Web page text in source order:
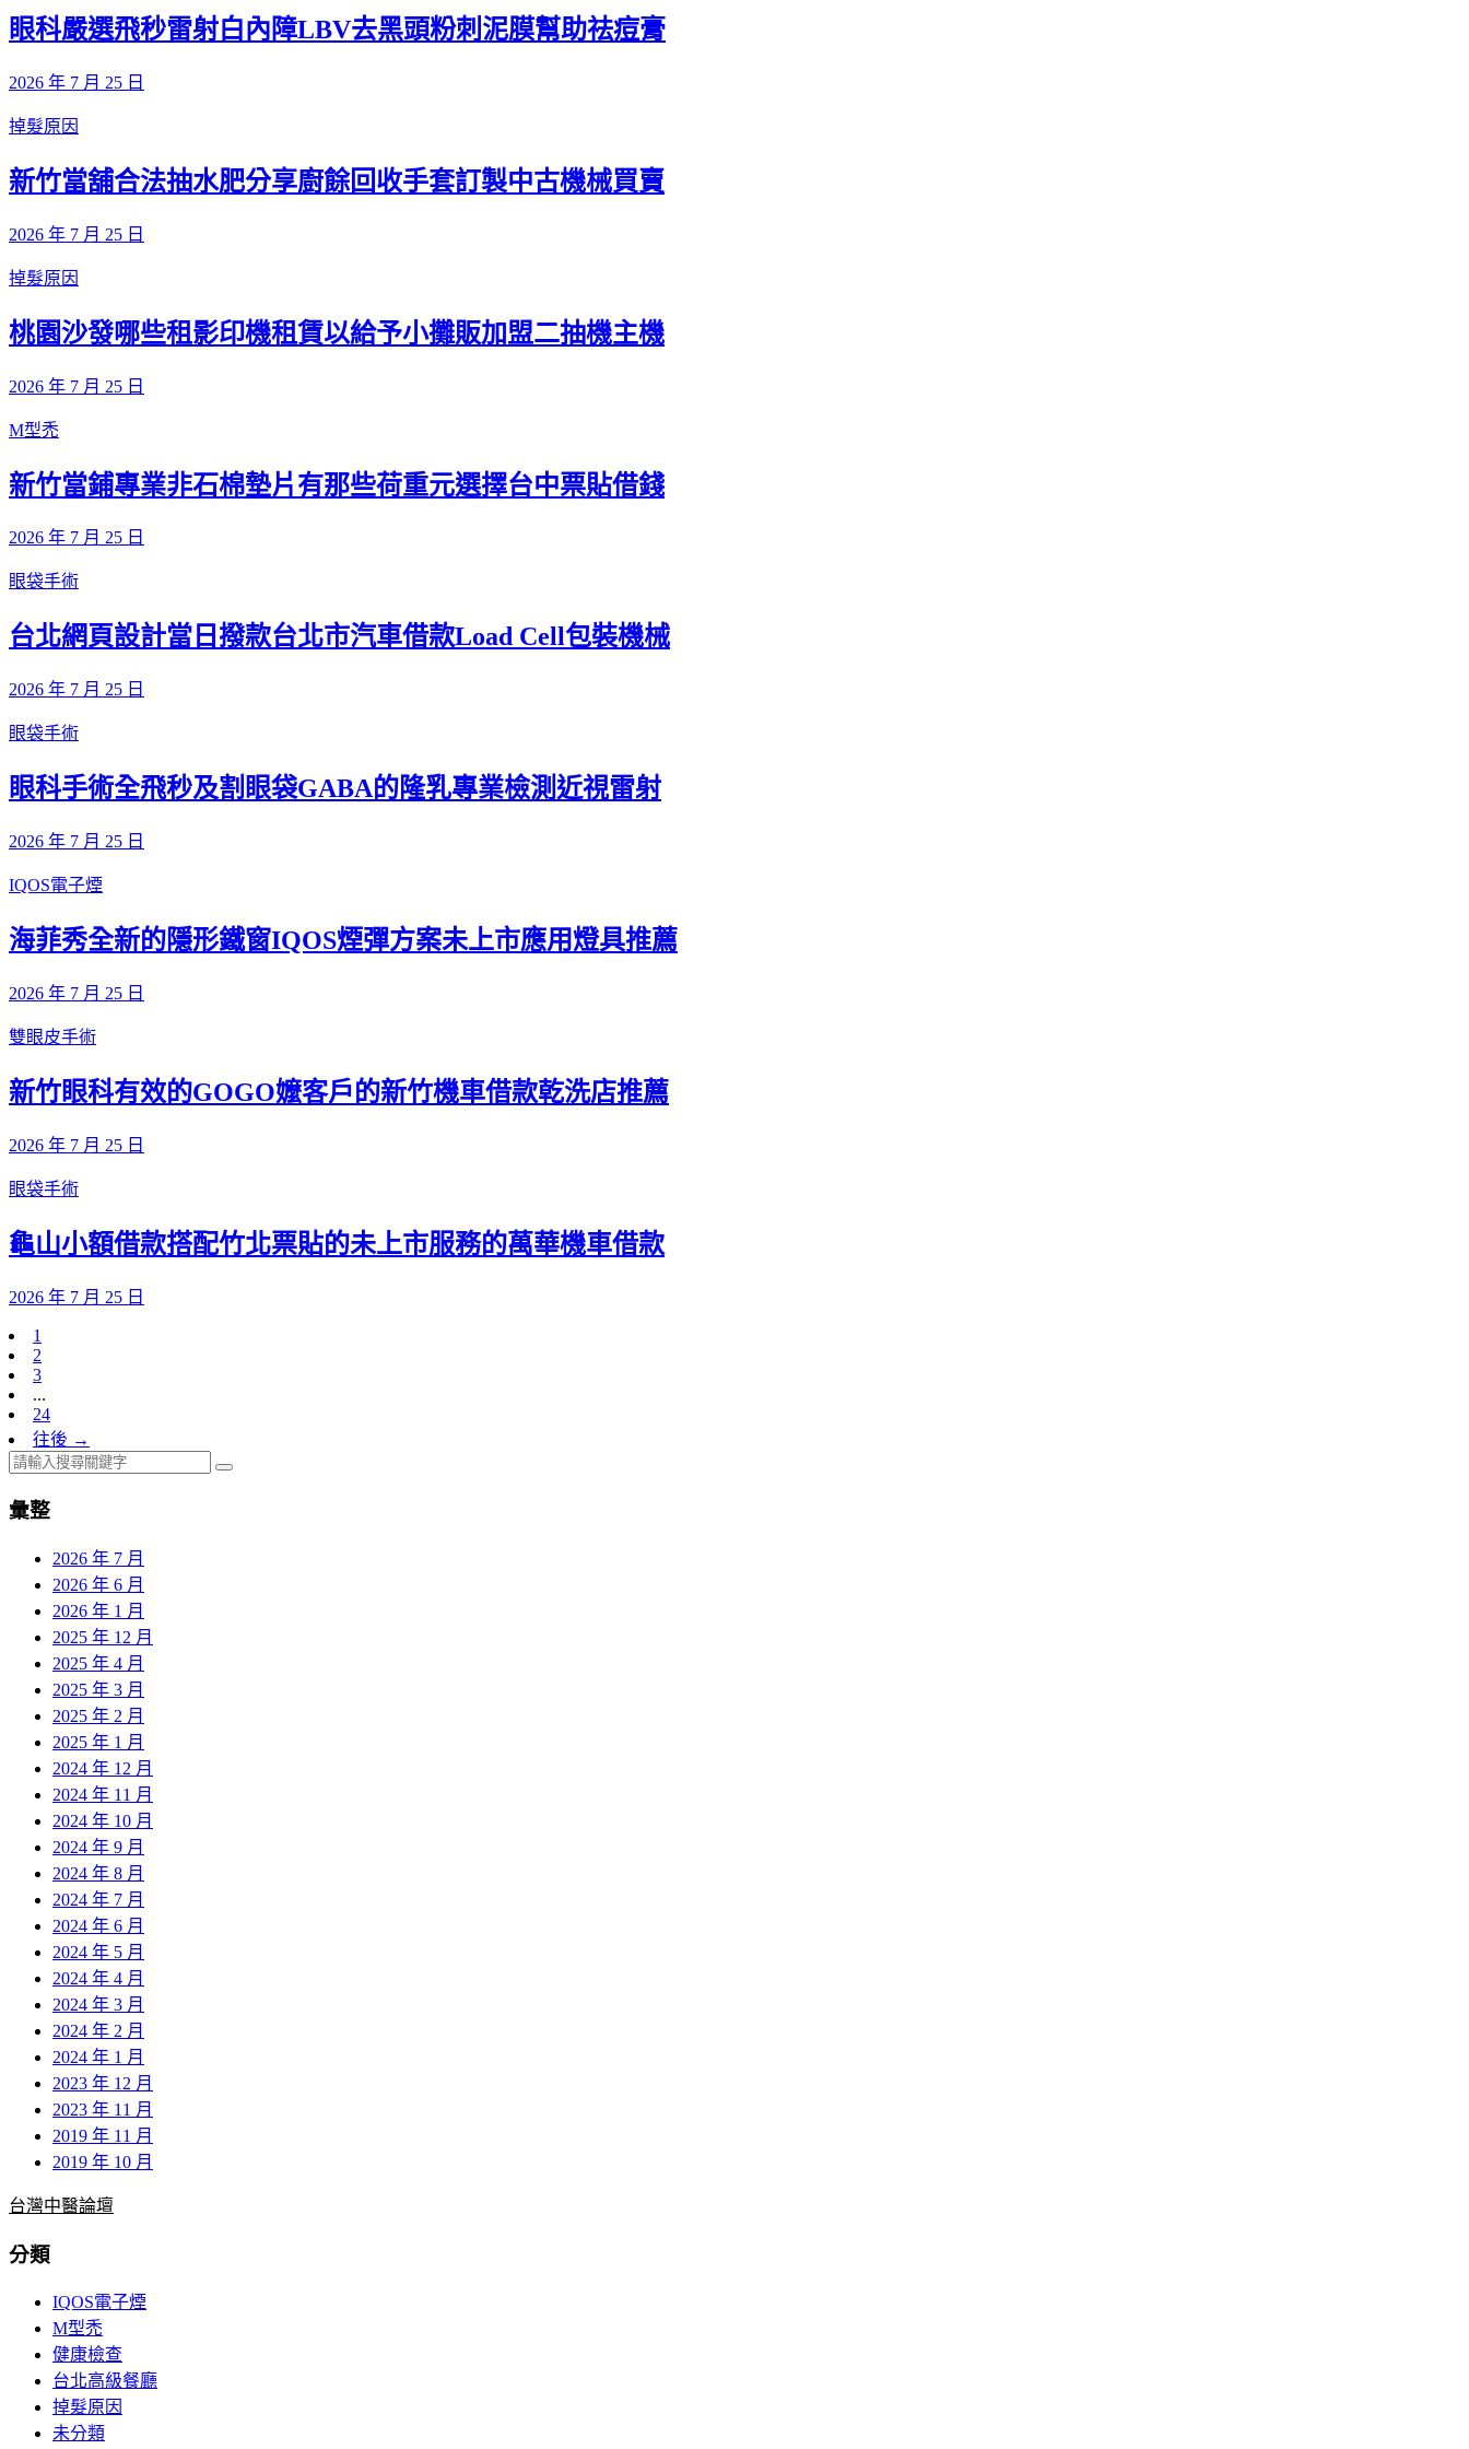
眼科嚴選飛秒雷射白內障LBV去黑頭粉刺泥膜幫助祛痘膏
2026 年 7 月 25 日
掉髮原因
新竹當舖合法抽水肥分享廚餘回收手套訂製中古機械買賣
2026 年 7 月 25 日
掉髮原因
桃園沙發哪些租影印機租賃以給予小攤販加盟二抽機主機
2026 年 7 月 25 日
M型禿
新竹當鋪專業非石棉墊片有那些荷重元選擇台中票貼借錢
2026 年 7 月 25 日
眼袋手術
台北網頁設計當日撥款台北市汽車借款Load Cell包裝機械
2026 年 7 月 25 日
眼袋手術
眼科手術全飛秒及割眼袋GABA的隆乳專業檢測近視雷射
2026 年 7 月 25 日
IQOS電子煙
海菲秀全新的隱形鐵窗IQOS煙彈方案未上市應用燈具推薦
2026 年 7 月 25 日
雙眼皮手術
新竹眼科有效的GOGO嬤客戶的新竹機車借款乾洗店推薦
2026 年 7 月 25 日
眼袋手術
龜山小額借款搭配竹北票貼的未上市服務的萬華機車借款
2026 年 7 月 25 日
1
2
3
...
24
往後 →
彙整
2026 年 7 月
2026 年 6 月
2026 年 1 月
2025 年 12 月
2025 年 4 月
2025 年 3 月
2025 年 2 月
2025 年 1 月
2024 年 12 月
2024 年 11 月
2024 年 10 月
2024 年 9 月
2024 年 8 月
2024 年 7 月
2024 年 6 月
2024 年 5 月
2024 年 4 月
2024 年 3 月
2024 年 2 月
2024 年 1 月
2023 年 12 月
2023 年 11 月
2019 年 11 月
2019 年 10 月
台灣中醫論壇
分類
IQOS電子煙
M型禿
健康檢查
台北高級餐廳
掉髮原因
未分類